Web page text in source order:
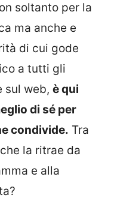
soltanto per la
ma anche e
di cui gode
a tutti gli
sul web, è qui
di sé per
condivide. Tra
la ritrae da
e alla